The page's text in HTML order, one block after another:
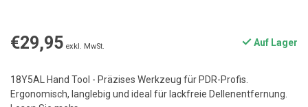
€29,95 exkl. MwSt. Auf Lager
18Y5AL Hand Tool - Präzises Werkzeug für PDR-Profis.
Ergonomisch, langlebig und ideal für lackfreie Dellenentfernung.